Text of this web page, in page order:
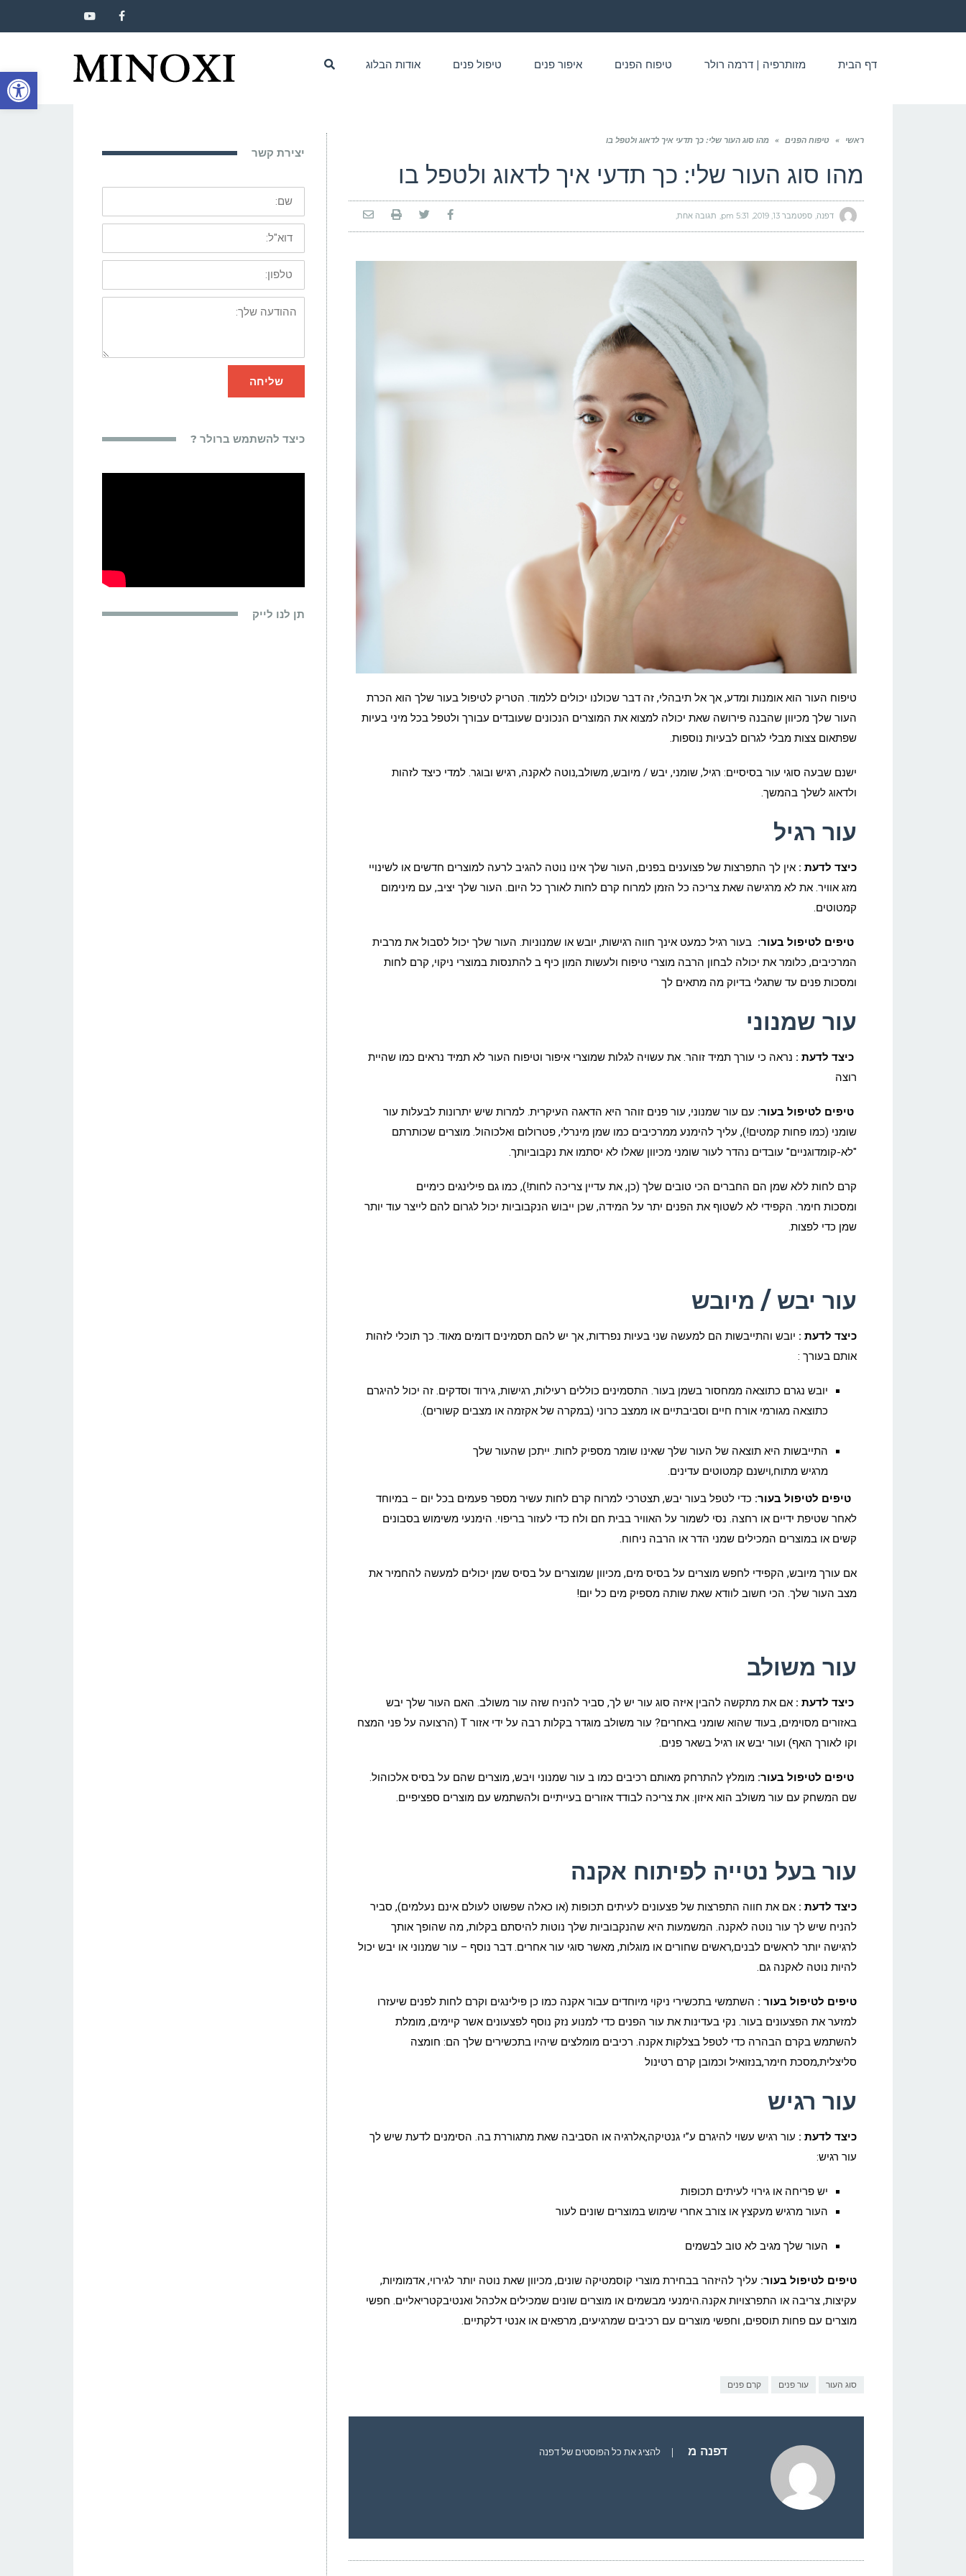
פתח
FACEBOOK
YOUTUBE
דף הבית מזותרפיה | דרמה רולר טיפוח הפנים איפור פנים טיפול פנים אודות הבלוג
ראשי » טיפוח הפנים » מהו סוג העור שלי: כך תדעי איך לדאוג ולטפל בו
מהו סוג העור שלי: כך תדעי איך לדאוג ולטפל בו
דפנה ספטמבר 13, 2019 5:31 pm תגובה אחת
טיפוח העור הוא אומנות ומדע, אך אל תיבהלי, זה דבר שכולנו יכולים ללמוד. הטריק לטיפול בעור שלך הוא הכרת
העור שלך מכיוון שהבנה פירושה שאת יכולה למצוא את המוצרים הנכונים שעובדים עבורך ולטפל בכל מיני בעיות
שפתאום צצות מבלי לגרום לבעיות נוספות.
ישנם שבעה סוגי עור בסיסיים: רגיל, שומני, יבש / מיובש, משולב,נוטה לאקנה, רגיש ובוגר. למדי כיצד לזהות
ולדאוג לשלך בהמשך.
עור רגיל
כיצד לדעת : אין לך התפרצות של פצוענים בפנים, העור שלך אינו נוטה להגיב לרעה למוצרים חדשים או לשינויי
מזג אוויר. את לא מרגישה שאת צריכה כל הזמן למרוח קרם לחות לאורך כל היום. העור שלך יציב, עם מינימום
קמטוטים.
טיפים לטיפול בעור: בעור רגיל כמעט אינך חווה רגישות, יובש או שמנוניות. העור שלך יכול לסבול את מרבית
המרכיבים, כלומר את יכולה לבחון הרבה מוצרי טיפוח ולעשות המון כיף ב להתנסות במוצרי ניקוי, קרם לחות
ומסכות פנים עד שתגלי בדיוק מה מתאים לך
עור שמנוני
כיצד לדעת : נראה כי עורך תמיד זוהר. את עשויה לגלות שמוצרי איפור וטיפוח העור לא תמיד נראים כמו שהיית
רוצה
טיפים לטיפול בעור: עם עור שמנוני, עור פנים זוהר היא הדאגה העיקרית. למרות שיש יתרונות לבעלות עור
שומני (כמו פחות קמטים!), עליך להימנע ממרכיבים כמו שמן מינרלי, פטרולום ואלכוהול. מוצרים שכותרתם
"לא-קומדוגניים" עובדים נהדר לעור שומני מכיוון שאלו לא יסתמו את נקבוביותך.
קרם לחות ללא שמן הם החברים הכי טובים שלך (כן, את עדיין צריכה לחות!), כמו גם פילינגים כימיים
ומסכות חימר. הקפידי לא לשטוף את הפנים יתר על המידה, שכן ייבוש הנקבוביות יכול לגרום להם לייצר עוד יותר
שמן כדי לפצות.
עור יבש / מיובש
כיצד לדעת : יובש והתייבשות הם למעשה שני בעיות נפרדות, אך יש להם תסמינים דומים מאוד. כך תוכלי לזהות
אותם בעורך :
יובש נגרם כתוצאה ממחסור בשמן בעור. התסמינים כוללים רעילות, רגישות, גירוד וסדקים. זה יכול להיגרם
כתוצאה מגורמי אורח חיים וסביבתיים או ממצב כרוני (במקרה של אקזמה או מצבים קשורים).
התייבשות היא תוצאה של העור שלך שאינו שומר מספיק לחות. ייתכן שהעור שלך
מרגיש מתוח,וישנם קמטוטים עדינים.
טיפים לטיפול בעור: כדי לטפל בעור יבש, תצטרכי למרוח קרם לחות עשיר מספר פעמים בכל יום – במיוחד
לאחר שטיפת ידיים או רחצה. נסי לשמור על האוויר בבית חם ולח כדי לעזור בריפוי. הימנעי משימוש בסבונים
קשים או במוצרים המכילים שמני הדר או הרבה ניחוח.
אם עורך מיובש, הקפידי לחפש מוצרים על בסיס מים, מכיוון שמוצרים על בסיס שמן יכולים למעשה להחמיר את
מצב העור שלך. הכי חשוב לוודא שאת שותה מספיק מים כל יום!
עור משולב
כיצד לדעת : אם את מתקשה להבין איזה סוג עור יש לך, סביר להניח שזה עור משולב. האם העור שלך יבש
באזורים מסוימים, בעוד שהוא שומני באחרים? עור משולב מוגדר בקלות רבה על ידי אזור T (הרצועה על פני המצח
וקו לאורך האף) ועור יבש או רגיל בשאר פנים.
טיפים לטיפול בעור: מומלץ להתרחק מאותם רכיבים כמו ב עור שמנוני ויבש, מוצרים שהם על בסיס אלכוהול.
שם המשחק עם עור משולב הוא איזון. את צריכה לבודד אזורים בעייתיים ולהשתמש עם מוצרים ספציפיים.
עור בעל נטייה לפיתוח אקנה
כיצד לדעת : אם את חווה התפרצות של פצעונים לעיתים תכופות (או כאלה שפשוט לעולם אינם נעלמים), סביר
להניח שיש לך עור נוטה לאקנה. המשמעות היא שהנקבוביות שלך נוטות להיסתם בקלות, מה שהופך אותך
לרגישה יותר לראשים לבנים,ראשים שחורים או מוגלות, מאשר סוגי עור אחרים. דבר נוסף – עור שמנוני או יבש יכול
להיות נוטה לאקנה גם.
טיפים לטיפול בעור : השתמשי בתכשירי ניקוי מיוחדים עבור אקנה כמו כן פילינגים וקרם לחות לפנים שיעזרו
למזער את הפצעונים בעור. נקי בעדינות את עור הפנים כדי למנוע נזק נוסף לפצעונים אשר קיימים, מומלת
להשתמש בקרם הבהרה כדי לטפל בצלקות אקנה. רכיבים מומלצים שיהיו בתכשירים שלך הם: חומצה
סליצלית,מסכת חימר,בנזואיל וכמובן קרם רטינול
עור רגיש
כיצד לדעת : עור רגיש עשוי להיגרם ע”י גנטיקה,אלרגיה או הסביבה שאת מתגוררת בה. הסימנים לדעת שיש לך
עור רגיש:
יש פריחה או גירוי לעיתים תכופות
העור מרגיש מעקצץ או צורב אחרי שימוש במוצרים שונים לעור
העור שלך מגיב לא טוב לבשמים
טיפים לטיפול בעור: עליך להיזהר בבחירת מוצרי קוסמטיקה שונים, מכיוון שאת נוטה יותר לגירוי, אדמומיות,
עקיצות, צריבה או התפרצויות אקנה.הימנעי מבשמים או מוצרים שונים שמכילים אלכהל ואנטיבקטריאליים. חפשי
מוצרים עם פחות תוספים, וחפשי מוצרים עם רכיבים שמרגיעים, מרפאים או אנטי דלקתיים.
סוג העור עור פנים קרם פנים
דפנה מ להציג את כל הפוסטים של דפנה
יצירת קשר
שם:
דוא"ל:
טלפון:
ההודעה
שלך:
שליחה
כיצד להשתמש ברולר ?
תן לנו לייק